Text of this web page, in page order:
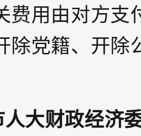
费用由对方支
除党籍、开除
大财政经济